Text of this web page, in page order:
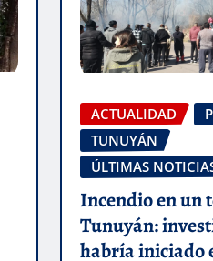
ACTUALIDAD
TUNUYÁN
ÚLTIMAS
Incendio en un
Tunuyán:
habría iniciado